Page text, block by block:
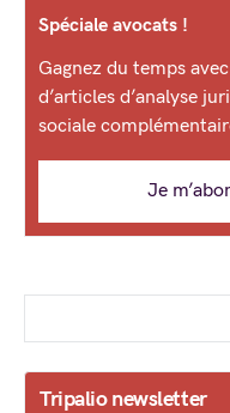
Spéciale avocats !
Gagnez du temps
d’articles d’analyse
sociale
Je
Tripalio newsletter